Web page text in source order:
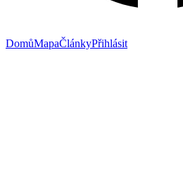
DomůMapaČlánkyPřihlásit